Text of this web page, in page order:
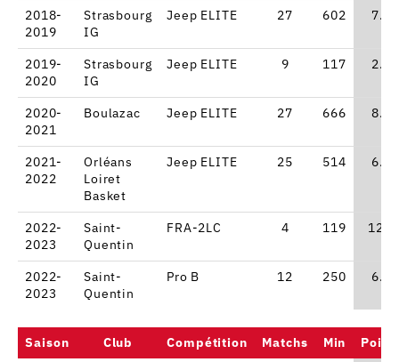
2018-
2019
Strasbourg
IG
Jeep ELITE 27 602 7.8
2019-
2020
Strasbourg
IG
Jeep ELITE 9 117 2.7
2020-
2021
Boulazac Jeep ELITE 27 666 8.8
2021-
2022
Orléans
Loiret
Basket
Jeep ELITE 25 514 6.2
2022-
2023
Saint-
Quentin
FRA-2LC 4 119 12.8
2022-
2023
Saint-
Quentin
Pro B 12 250 6.9
Saison Club Compétition Matchs Min